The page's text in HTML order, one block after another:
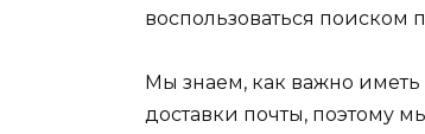
воспользоваться поиском
Мы знаем, как важно
доставки почты, поэтому